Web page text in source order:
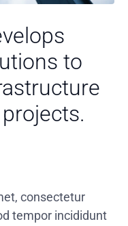
to
consectetur
tempor incididunt